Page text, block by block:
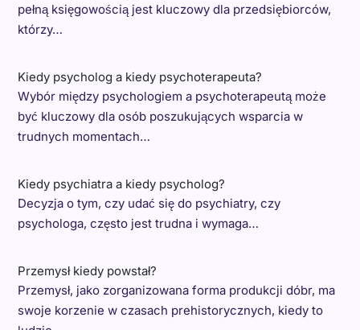
pełną księgowością jest kluczowy dla przedsiębiorców,
którzy…
Kiedy psycholog a kiedy psychoterapeuta?
Wybór między psychologiem a psychoterapeutą może
być kluczowy dla osób poszukujących wsparcia w
trudnych momentach…
Kiedy psychiatra a kiedy psycholog?
Decyzja o tym, czy udać się do psychiatry, czy
psychologa, często jest trudna i wymaga…
Przemysł kiedy powstał?
Przemysł, jako zorganizowana forma produkcji dóbr, ma
swoje korzenie w czasach prehistorycznych, kiedy to